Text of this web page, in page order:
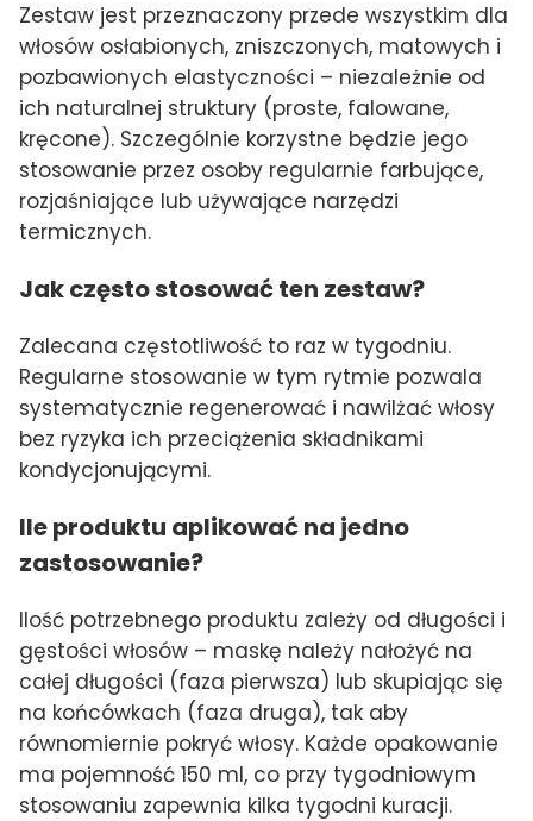
Zestaw jest przeznaczony przede wszystkim dla
włosów osłabionych, zniszczonych, matowych i
pozbawionych elastyczności – niezależnie od
ich naturalnej struktury (proste, falowane,
kręcone). Szczególnie korzystne będzie jego
stosowanie przez osoby regularnie farbujące,
rozjaśniające lub używające narzędzi
termicznych.
Jak często stosować ten zestaw?
Zalecana częstotliwość to raz w tygodniu.
Regularne stosowanie w tym rytmie pozwala
systematycznie regenerować i nawilżać włosy
bez ryzyka ich przeciążenia składnikami
kondycjonującymi.
Ile produktu aplikować na jedno
zastosowanie?
Ilość potrzebnego produktu zależy od długości i
gęstości włosów – maskę należy nałożyć na
całej długości (faza pierwsza) lub skupiając się
na końcówkach (faza druga), tak aby
równomiernie pokryć włosy. Każde opakowanie
ma pojemność 150 ml, co przy tygodniowym
stosowaniu zapewnia kilka tygodni kuracji.